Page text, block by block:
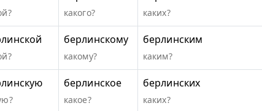
какого? каких?
берлинскому
какому?
берлинским
каким?
берлинское
какое?
берлинских
каких?